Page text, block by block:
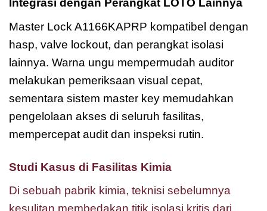
Integrasi dengan Perangkat LOTO Lainnya
Master Lock A1166KAPRP kompatibel dengan
hasp, valve lockout, dan perangkat isolasi
lainnya. Warna ungu mempermudah auditor
melakukan pemeriksaan visual cepat,
sementara sistem master key memudahkan
pengelolaan akses di seluruh fasilitas,
mempercepat audit dan inspeksi rutin.
Studi Kasus di Fasilitas Kimia
Di sebuah pabrik kimia, teknisi sebelumnya